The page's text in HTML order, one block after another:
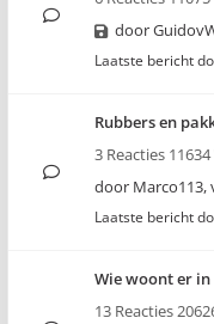
door
Laatste bericht
Rubbers en
3 Reacties
door Marco113,
Laatste bericht
Wie woont er
13 Reacties